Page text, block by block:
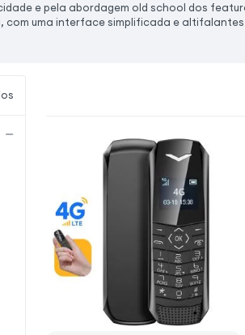
e pela abordagem old school dos
com uma interface simplificada e